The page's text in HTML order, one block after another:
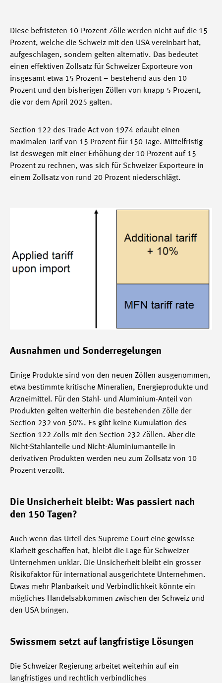
Diese befristeten 10-Prozent-Zölle werden nicht auf die 15
Prozent, welche die Schweiz mit den USA vereinbart hat,
aufgeschlagen, sondern gelten alternativ. Das bedeutet
einen effektiven Zollsatz für Schweizer Exporteure von
insgesamt etwa 15 Prozent – bestehend aus den 10
Prozent und den bisherigen Zöllen von knapp 5 Prozent,
die vor dem April 2025 galten.
Section 122 des Trade Act von 1974 erlaubt einen
maximalen Tarif von 15 Prozent für 150 Tage. Mittelfristig
ist deswegen mit einer Erhöhung der 10 Prozent auf 15
Prozent zu rechnen, was sich für Schweizer Exporteure in
einem Zollsatz von rund 20 Prozent niederschlägt.
Ausnahmen und Sonderregelungen
Einige Produkte sind von den neuen Zöllen ausgenommen,
etwa bestimmte kritische Mineralien, Energieprodukte und
Arzneimittel. Für den Stahl- und Aluminium-Anteil von
Produkten gelten weiterhin die bestehenden Zölle der
Section 232 von 50%. Es gibt keine Kumulation des
Section 122 Zolls mit den Section 232 Zöllen. Aber die
Nicht-Stahlanteile und Nicht-Aluminiumanteile in
derivativen Produkten werden neu zum Zollsatz von 10
Prozent verzollt.
Die Unsicherheit bleibt: Was passiert nach
den 150 Tagen?
Auch wenn das Urteil des Supreme Court eine gewisse
Klarheit geschaffen hat, bleibt die Lage für Schweizer
Unternehmen unklar. Die Unsicherheit bleibt ein grosser
Risikofaktor für international ausgerichtete Unternehmen.
Etwas mehr Planbarkeit und Verbindlichkeit könnte ein
mögliches Handelsabkommen zwischen der Schweiz und
den USA bringen.
Swissmem setzt auf langfristige Lösungen
Die Schweizer Regierung arbeitet weiterhin auf ein
langfristiges und rechtlich verbindliches